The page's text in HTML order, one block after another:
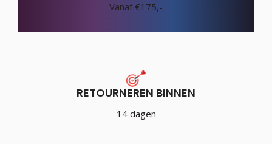
Vanaf €175,-
RETOURNEREN BINNEN
14 dagen